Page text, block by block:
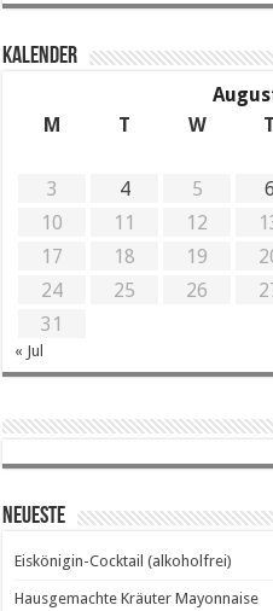
KALENDER
M
T W T
3
4 5 6
10
11 12
17
18 19
24
25 26
31
« Jul
Neueste
Eiskönigin-Cocktail (alkoholfrei)
Hausgemachte Kräuter Mayonnaise